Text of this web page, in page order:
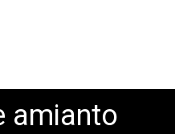
amianto